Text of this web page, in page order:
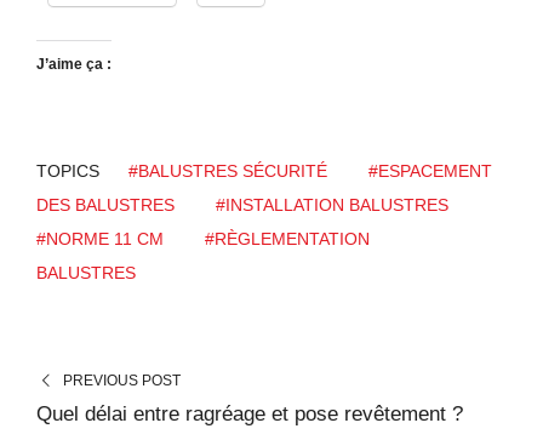
J’aime ça :
TOPICS #BALUSTRES SÉCURITÉ
#ESPACEMENT
DES BALUSTRES
#INSTALLATION BALUSTRES
#NORME 11 CM
#RÈGLEMENTATION
BALUSTRES
PREVIOUS POST
Quel délai entre ragréage et pose revêtement ?